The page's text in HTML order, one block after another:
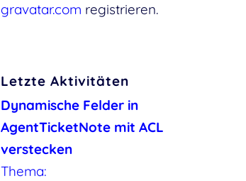
gravatar.com registrieren.
Letzte Aktivitäten
Dynamische Felder in
AgentTicketNote mit ACL
verstecken
Thema: